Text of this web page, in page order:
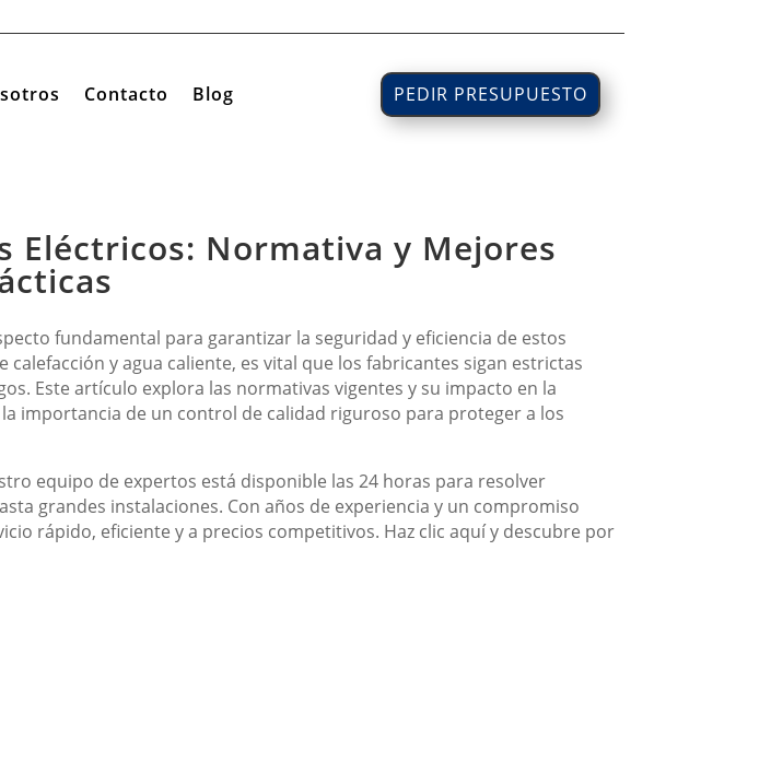
Contacto Blog PEDIR PRESUPUESTO
Eléctricos: Normativa y Mejores
fundamental para garantizar la seguridad y eficiencia de estos
y agua caliente, es vital que los fabricantes sigan estrictas
Este artículo explora las normativas vigentes y su impacto en la
importancia de un control de calidad riguroso para proteger a los
equipo de expertos está disponible las 24 horas para resolver
grandes instalaciones. Con años de experiencia y un compromiso
rápido, eficiente y a precios competitivos. Haz clic aquí y descubre por